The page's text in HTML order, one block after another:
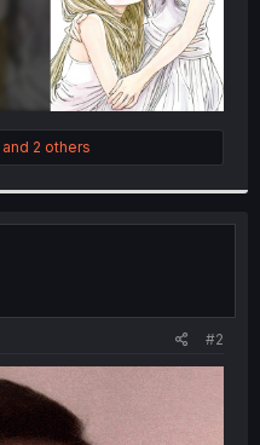
and 2 others
#2